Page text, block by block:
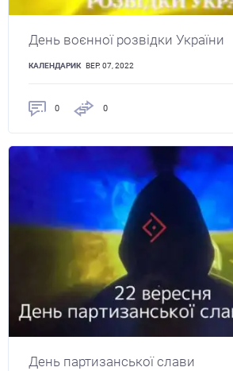
День воєнної розвідки України
КАЛЕНДАРИК ВЕР. 07, 2022
0 0
День партизанської слави